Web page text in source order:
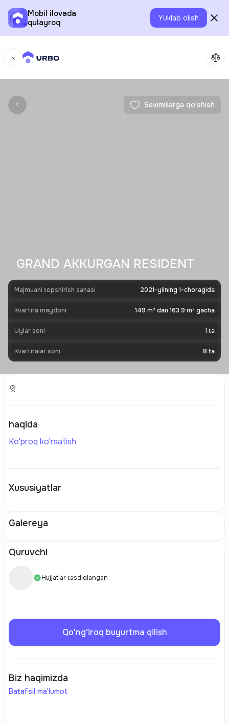
Mobil ilovada
qulayroq
Yuklab olish
Sevimlilarga qo'shish
GRAND AKKURGAN RESIDENT
Majmuani topshirish sanasi 2021-yilning 1-choragida
Kvartira maydoni 149 m² dan 163.9 m² gacha
Uylar soni 1 ta
Kvartiralar soni 8 ta
haqida
Ko'proq ko'rsatish
Xususiyatlar
Galereya
Quruvchi
Hujjatlar tasdiqlangan
Qo'ng'iroq buyurtma qilish
Biz haqimizda
Batafsil ma'lumot